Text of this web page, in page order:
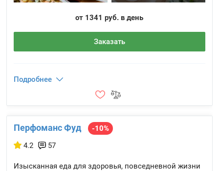
от 1341 руб. в день
Заказать
Подробнее
Перфоманс Фуд
-10%
4.2
57
Изысканная еда для здоровья, повседневной жизни